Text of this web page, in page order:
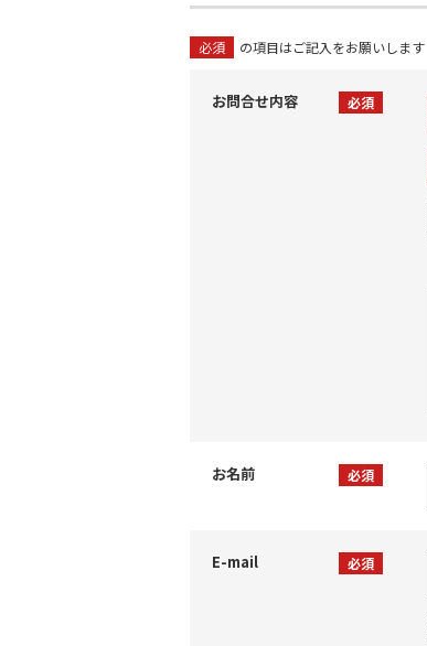
必須 の項目はご記入をお願いします
お問合せ内容 必須
お名前 必須
E-mail 必須